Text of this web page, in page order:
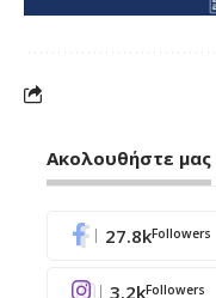
Ακολουθήστε μας
27.8kFollowers
3.2kFollowers